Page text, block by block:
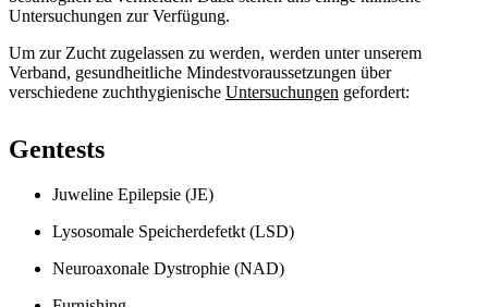
Untersuchungen zur Verfügung.
Um zur Zucht zugelassen zu werden, werden unter unserem
Verband, gesundheitliche Mindestvoraussetzungen über
verschiedene zuchthygienische Untersuchungen gefordert:
Gentests
Juweline Epilepsie (JE)
Lysosomale Speicherdefetkt (LSD)
Neuroaxonale Dystrophie (NAD)